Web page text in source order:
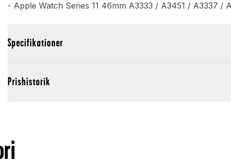
- Apple Watch Series 11 46mm A3333 / A3451 / A3337 /
Specifikationer
Prishistorik